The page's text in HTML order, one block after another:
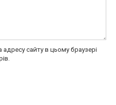
адресу сайту в цьому браузері